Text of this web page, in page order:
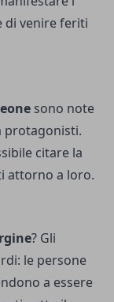
di venire feriti
sono note
protagonisti.
citare la
attorno a loro.
? Gli
le persone
a essere